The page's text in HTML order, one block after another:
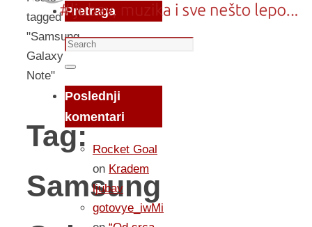
tagged
"Samsung
Galaxy
Note"
Tag:
Samsung
Pretraga
Search
for:
Search
Poslednji
komentari
Rocket Goal
on Kradem
ljubav
gotovye_iwMi